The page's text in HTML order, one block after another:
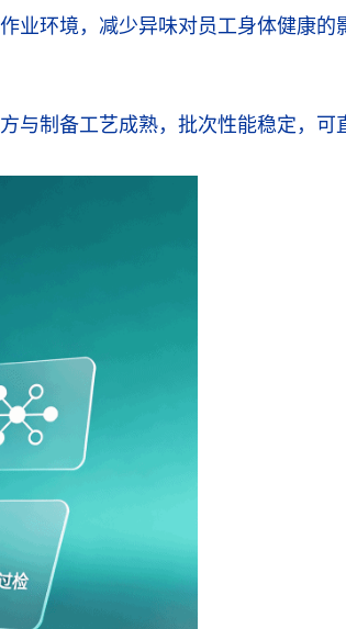
业环境，减少异味对员工身体健康的
制备工艺成熟，批次性能稳定，可